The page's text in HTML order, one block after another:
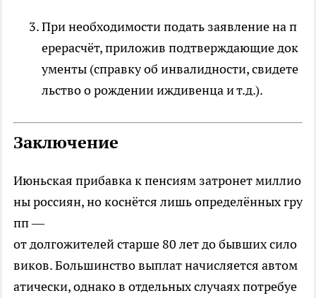
При необходимости подать заявление на п
ерерасчёт, приложив подтверждающие док
ументы (справку об инвалидности, свидете
льство о рождении иждивенца и т. д.).
Заключение
Июньская прибавка к пенсиям затронет миллио
ны россиян, но коснётся лишь определённых гру
пп —
от долгожителей старше 80 лет до бывших сило
виков. Большинство выплат начисляется автом
атически, однако в отдельных случаях потребуе